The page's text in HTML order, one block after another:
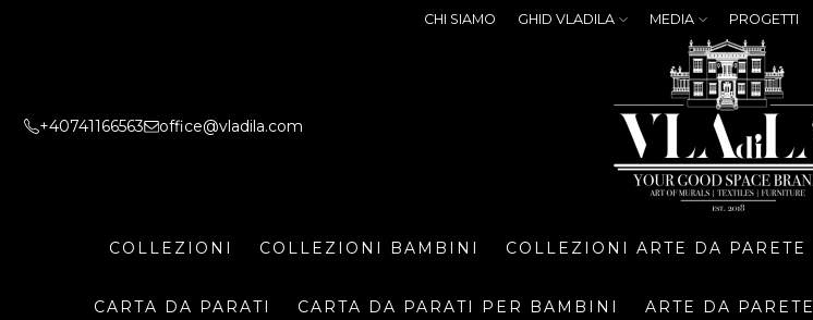
CHI SIAMO GHID VLADILA MEDIA PROGETTI
+40741166563 office@vladila.com
COLLEZIONI COLLEZIONI BAMBINI COLLEZIONI ARTE DA PARETE
CARTA DA PARATI CARTA DA PARATI PER BAMBINI ARTE DA PARETE